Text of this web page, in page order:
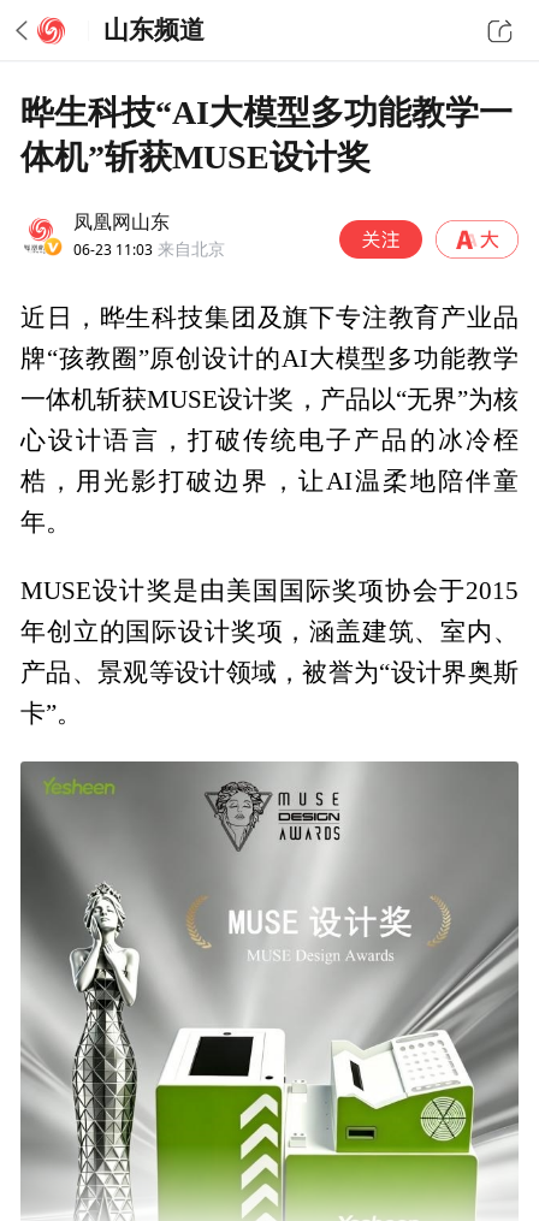
山东频道
晔生科技“AI大模型多功能教学一
体机”斩获MUSE设计奖
凤凰网山东
06-23 11:03 来自北京
近日，晔生科技集团及旗下专注教育产业品
牌“孩教圈”原创设计的AI大模型多功能教学
一体机斩获MUSE设计奖，产品以“无界”为核
心设计语言，打破传统电子产品的冰冷桎
梏，用光影打破边界，让AI温柔地陪伴童
年。
MUSE设计奖是由美国国际奖项协会于2015
年创立的国际设计奖项，涵盖建筑、室内、
产品、景观等设计领域，被誉为“设计界奥斯
卡”。